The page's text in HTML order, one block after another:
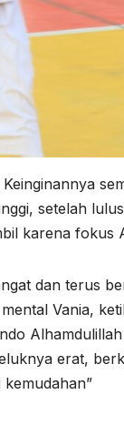
setelah
karena fokus
dan terus
Vania,
erat,